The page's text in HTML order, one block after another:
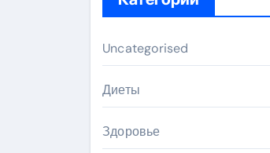
Uncategorised
Диеты
Здоровье